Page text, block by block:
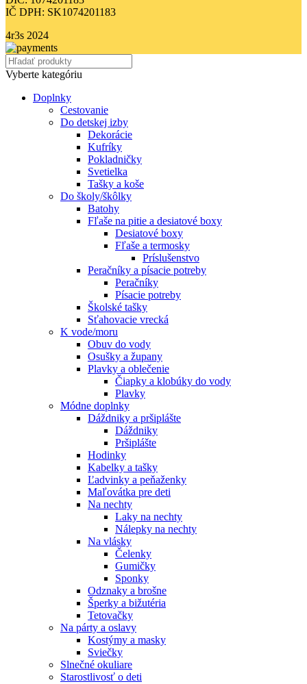
IČ DPH: SK1074201183
4r3s 2024
Vyberte kategóriu
Doplnky
Cestovanie
Do detskej izby
Dekorácie
Kufríky
Pokladničky
Svetielka
Tašky a koše
Do školy/škôlky
Batohy
Fľaše na pitie a desiatové boxy
Desiatové boxy
Fľaše a termosky
Príslušenstvo
Peračníky a písacie potreby
Peračníky
Písacie potreby
Školské tašky
Sťahovacie vrecká
K vode/moru
Obuv do vody
Osušky a župany
Plavky a oblečenie
Čiapky a klobúky do vody
Plavky
Módne doplnky
Dáždniky a pršiplášte
Dáždniky
Pršiplášte
Hodinky
Kabelky a tašky
Ľadvinky a peňaženky
Maľovátka pre deti
Na nechty
Laky na nechty
Nálepky na nechty
Na vlásky
Čelenky
Gumičky
Sponky
Odznaky a brošne
Šperky a bižutéria
Tetovačky
Na párty a oslavy
Kostýmy a masky
Sviečky
Slnečné okuliare
Starostlivosť o deti